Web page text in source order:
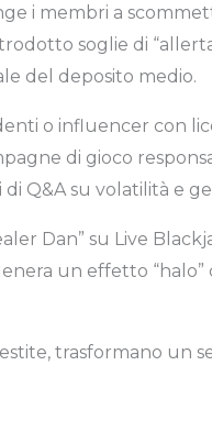
i membri a
soglie di
del deposito medio.
o influencer con
di gioco
di Q&A su volatilità e
Dan” su Live
un effetto
trasformano un